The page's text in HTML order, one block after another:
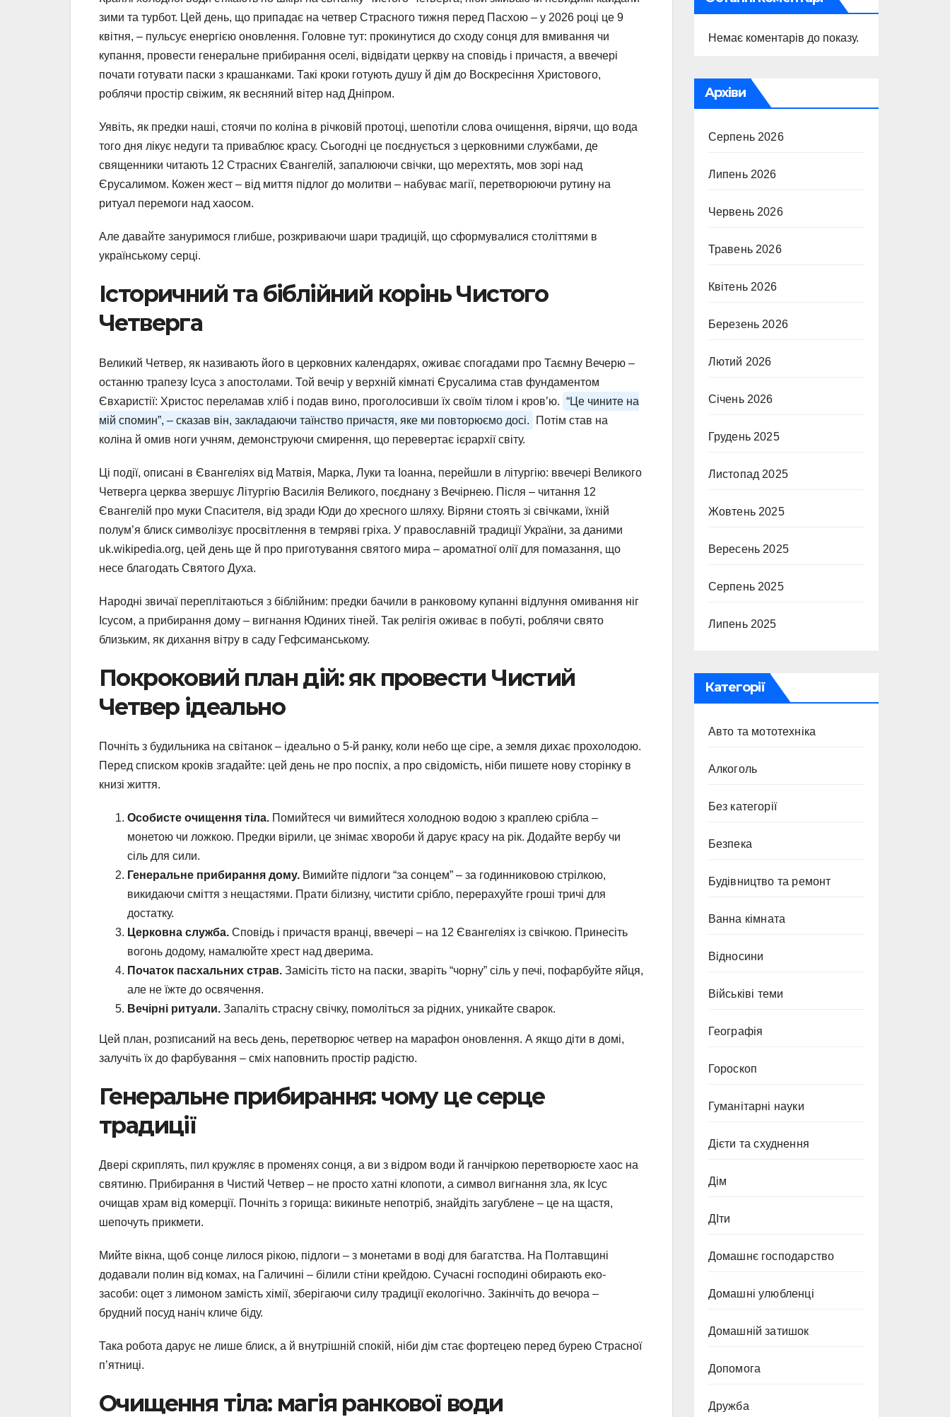
зими та турбот. Цей день, що припадає на четвер Страсного тижня перед Пасхою – у 2026 році це 9
квітня, – пульсує енергією оновлення. Головне тут: прокинутися до сходу сонця для вмивання чи
купання, провести генеральне прибирання оселі, відвідати церкву на сповідь і причастя, а ввечері
почати готувати паски з крашанками. Такі кроки готують душу й дім до Воскресіння Христового,
роблячи простір свіжим, як весняний вітер над Дніпром.
Уявіть, як предки наші, стоячи по коліна в річковій протоці, шепотіли слова очищення, вірячи, що вода
того дня лікує недуги та приваблює красу. Сьогодні це поєднується з церковними службами, де
священники читають 12 Страсних Євангелій, запалюючи свічки, що мерехтять, мов зорі над
Єрусалимом. Кожен жест – від миття підлог до молитви – набуває магії, перетворюючи рутину на
ритуал перемоги над хаосом.
Але давайте зануримося глибше, розкриваючи шари традицій, що сформувалися століттями в
українському серці.
Історичний та біблійний корінь Чистого
Четверга
Великий Четвер, як називають його в церковних календарях, оживає спогадами про Таємну Вечерю –
останню трапезу Ісуса з апостолами. Той вечір у верхній кімнаті Єрусалима став фундаментом
Євхаристії: Христос переламав хліб і подав вино, проголосивши їх своїм тілом і кров’ю. “Це чините на
мій спомин”, – сказав він, закладаючи таїнство причастя, яке ми повторюємо досі.
Потім став на
коліна й омив ноги учням, демонструючи смирення, що перевертає ієрархії світу.
Ці події, описані в Євангеліях від Матвія, Марка, Луки та Іоанна, перейшли в літургію: ввечері Великого
Четверга церква звершує Літургію Василія Великого, поєднану з Вечірнею. Після – читання 12
Євангелій про муки Спасителя, від зради Юди до хресного шляху. Віряни стоять зі свічками, їхній
полум’я блиск символізує просвітлення в темряві гріха. У православній традиції України, за даними
uk.wikipedia.org, цей день ще й про приготування святого мира – ароматної олії для помазання, що
несе благодать Святого Духа.
Народні звичаї переплітаються з біблійним: предки бачили в ранковому купанні відлуння омивання ніг
Ісусом, а прибирання дому – вигнання Юдиних тіней. Так релігія оживає в побуті, роблячи свято
близьким, як дихання вітру в саду Гефсиманському.
Покроковий план дій: як провести Чистий
Четвер ідеально
Почніть з будильника на світанок – ідеально о 5-й ранку, коли небо ще сіре, а земля дихає прохолодою.
Перед списком кроків згадайте: цей день не про поспіх, а про свідомість, ніби пишете нову сторінку в
книзі життя.
Особисте очищення тіла. Помийтеся чи вимийтеся холодною водою з краплею срібла –
монетою чи ложкою. Предки вірили, це знімає хвороби й дарує красу на рік. Додайте вербу чи
сіль для сили.
Генеральне прибирання дому. Вимийте підлоги “за сонцем” – за годинниковою стрілкою,
викидаючи сміття з нещастями. Прати білизну, чистити срібло, перерахуйте гроші тричі для
достатку.
Церковна служба. Сповідь і причастя вранці, ввечері – на 12 Євангеліях із свічкою. Принесіть
вогонь додому, намалюйте хрест над дверима.
Початок пасхальних страв. Замісіть тісто на паски, зваріть “чорну” сіль у печі, пофарбуйте яйця,
але не їжте до освячення.
Вечірні ритуали. Запаліть страсну свічку, помоліться за рідних, уникайте сварок.
Цей план, розписаний на весь день, перетворює четвер на марафон оновлення. А якщо діти в домі,
залучіть їх до фарбування – сміх наповнить простір радістю.
Генеральне прибирання: чому це серце
традиції
Двері скриплять, пил кружляє в променях сонця, а ви з відром води й ганчіркою перетворюєте хаос на
святиню. Прибирання в Чистий Четвер – не просто хатні клопоти, а символ вигнання зла, як Ісус
очищав храм від комерції. Почніть з горища: викиньте непотріб, знайдіть загублене – це на щастя,
шепочуть прикмети.
Мийте вікна, щоб сонце лилося рікою, підлоги – з монетами в воді для багатства. На Полтавщині
додавали полин від комах, на Галичині – білили стіни крейдою. Сучасні господині обирають еко-
засоби: оцет з лимоном замість хімії, зберігаючи силу традиції екологічно. Закінчіть до вечора –
брудний посуд наніч кличе біду.
Така робота дарує не лише блиск, а й внутрішній спокій, ніби дім стає фортецею перед бурею Страсної
п’ятниці.
Очищення тіла: магія ранкової води
Немає коментарів до показу.
Архіви
Серпень 2026
Липень 2026
Червень 2026
Травень 2026
Квітень 2026
Березень 2026
Лютий 2026
Січень 2026
Грудень 2025
Листопад 2025
Жовтень 2025
Вересень 2025
Серпень 2025
Липень 2025
Категорії
Авто та мототехніка
Алкоголь
Без категорії
Безпека
Будівництво та ремонт
Ванна кімната
Відносини
Військіві теми
Географія
Гороскоп
Гуманітарні науки
Дієти та схуднення
Дім
ДІти
Домашнє господарство
Домашні улюбленці
Домашній затишок
Допомога
Дружба